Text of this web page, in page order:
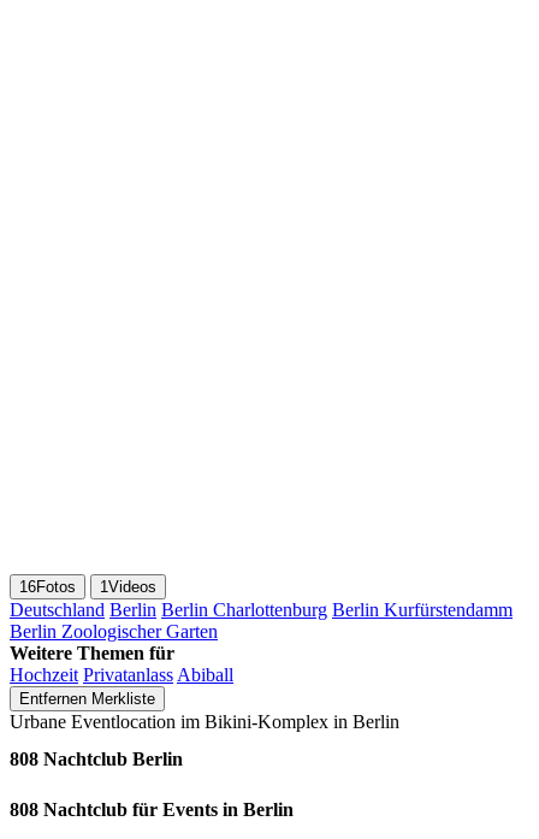
16Fotos 1Videos
Deutschland Berlin Berlin Charlottenburg Berlin Kurfürstendamm
Berlin Zoologischer Garten
Weitere Themen für
Hochzeit Privatanlass Abiball
Entfernen Merkliste
Urbane Eventlocation im Bikini-Komplex in Berlin
808 Nachtclub Berlin
808 Nachtclub für Events in Berlin